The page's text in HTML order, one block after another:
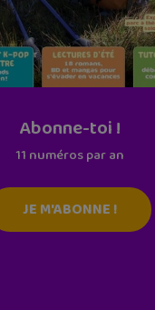
Abonne-toi !
11 numéros par an
JE M'ABONNE !